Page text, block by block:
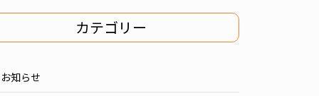
カテゴリー
お知らせ